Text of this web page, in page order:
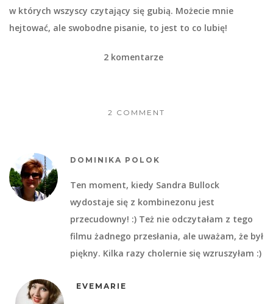
w których wszyscy czytający się gubią. Możecie mnie
hejtować, ale swobodne pisanie, to jest to co lubię!
2 komentarze
2 COMMENT
DOMINIKA POLOK
Ten moment, kiedy Sandra Bullock
wydostaje się z kombinezonu jest
przecudowny! :) Też nie odczytałam z tego
filmu żadnego przesłania, ale uważam, że był
piękny. Kilka razy cholernie się wzruszyłam :)
EVEMARIE